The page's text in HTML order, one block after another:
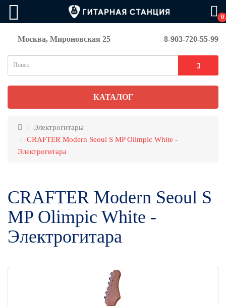
0
Москва, Мироновская 25 8-903-720-55-99
КАТАЛОГ
Электрогитары
CRAFTER Modern Seoul S MP Olimpic White -
Электрогитара
CRAFTER Modern Seoul S
MP Olimpic White -
Электрогитара